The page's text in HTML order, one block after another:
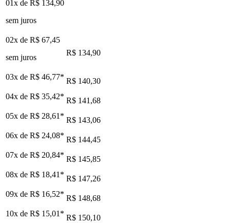
01x de R$ 134,90
sem juros
02x de R$ 67,45
sem juros
R$ 134,90
03x de R$ 46,77* R$ 140,30
04x de R$ 35,42* R$ 141,68
05x de R$ 28,61 * R$ 143,06
06x de R$ 24,08* R$ 144,45
07x de R$ 20,84* R$ 145,85
08x de R$ 18,41 * R$ 147,26
09x de R$ 16,52* R$ 148,68
10x de R$ 15,01 * R$ 150,10